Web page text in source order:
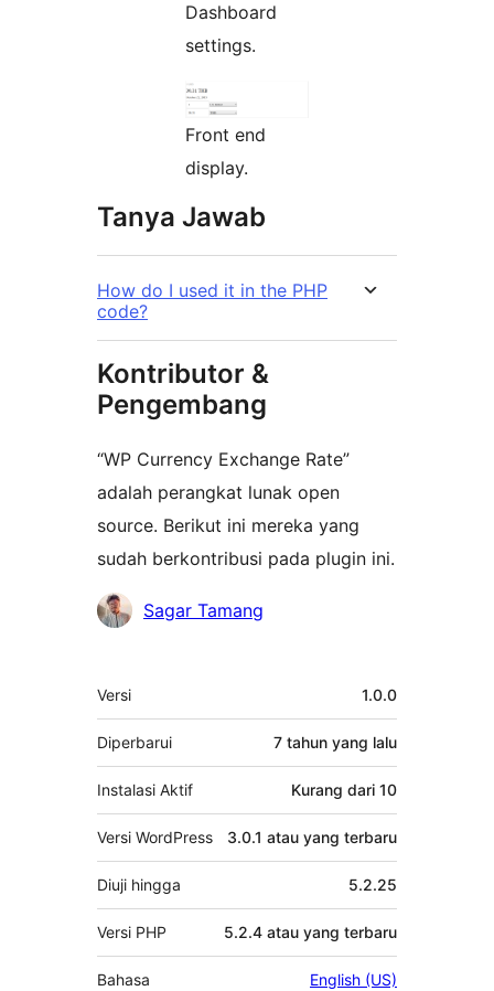
Dashboard
settings.
Front end
display.
Tanya Jawab
How do I used it in the PHP
code?
Kontributor &
Pengembang
“WP Currency Exchange Rate”
adalah perangkat lunak open
source. Berikut ini mereka yang
sudah berkontribusi pada plugin ini.
KontributorSagar Tamang
Meta
Versi 1.0.0
Diperbarui 7 tahun yang lalu
Instalasi Aktif Kurang dari 10
Versi WordPress 3.0.1 atau yang terbaru
Diuji hingga 5.2.25
Versi PHP 5.2.4 atau yang terbaru
Bahasa English (US)